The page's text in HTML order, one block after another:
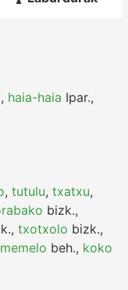
, haia-haia Ipar.,
, tutulu, txatxu,
bizk.,
, txotxolo bizk.,
memelo beh., koko